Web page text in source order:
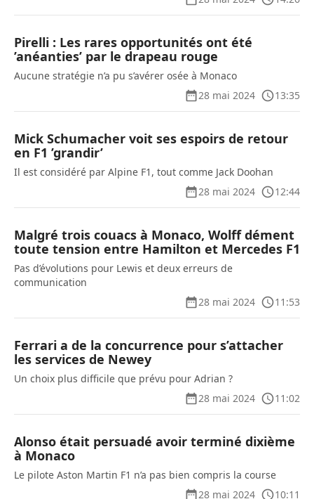
Pirelli : Les rares opportunités ont été
’anéanties’ par le drapeau rouge
Aucune stratégie n’a pu s’avérer osée à Monaco
28 mai 2024
13:35
Mick Schumacher voit ses espoirs de retour
en F1 ’grandir’
Il est considéré par Alpine F1, tout comme Jack Doohan
28 mai 2024
12:44
Malgré trois couacs à Monaco, Wolff dément
toute tension entre Hamilton et Mercedes F1
Pas d’évolutions pour Lewis et deux erreurs de
communication
28 mai 2024
11:53
Ferrari a de la concurrence pour s’attacher
les services de Newey
Un choix plus difficile que prévu pour Adrian ?
28 mai 2024
11:02
Alonso était persuadé avoir terminé dixième
à Monaco
Le pilote Aston Martin F1 n’a pas bien compris la course
28 mai 2024
10:11